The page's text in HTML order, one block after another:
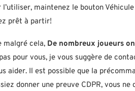
maintenez le bouton
prêt à partir!
malgré cela, De nombreux joueurs
pour vous, je vous suggère de
aider. Il est possible que la
donner une preuve CDPR, vous